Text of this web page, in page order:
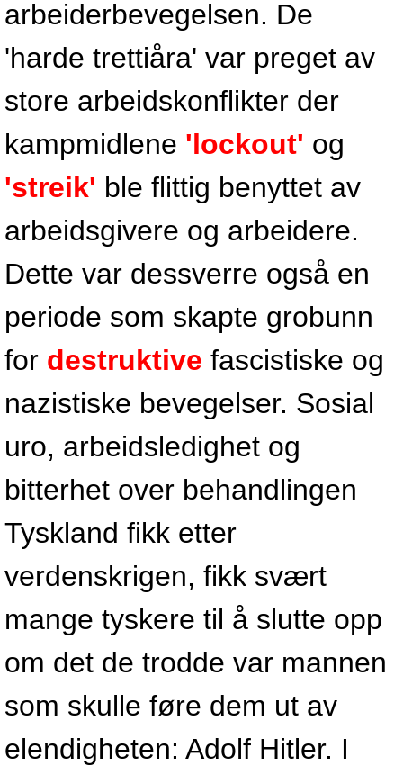
arbeiderbevegelsen. De
'harde trettiåra' var preget av
store arbeidskonflikter der
kampmidlene 'lockout' og
'streik' ble flittig benyttet av
arbeidsgivere og arbeidere.
Dette var dessverre også en
periode som skapte grobunn
for destruktive fascistiske og
nazistiske bevegelser. Sosial
uro, arbeidsledighet og
bitterhet over behandlingen
Tyskland fikk etter
verdenskrigen, fikk svært
mange tyskere til å slutte opp
om det de trodde var mannen
som skulle føre dem ut av
elendigheten: Adolf Hitler. I